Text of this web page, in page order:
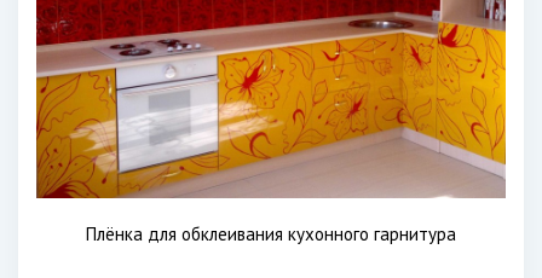
Плёнка для обклеивания кухонного гарнитура